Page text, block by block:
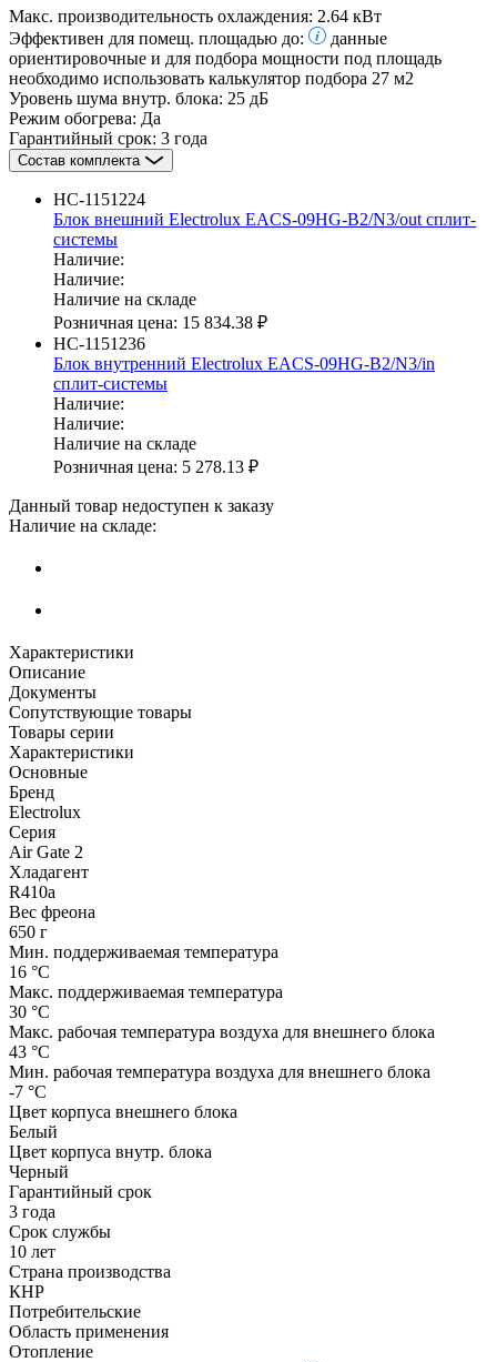
Макс. производительность охлаждения: 2.64 кВт
Эффективен для помещ. площадью до:
данные
ориентировочные и для подбора мощности под площадь
необходимо использовать калькулятор подбора 27 м2
Уровень шума внутр. блока: 25 дБ
Режим обогрева: Да
Гарантийный срок: 3 года
Состав комплекта
НС-1151224
Блок внешний Electrolux EACS-09HG-B2/N3/out сплит-
системы
Наличие:
Наличие:
Наличие на складе
Розничная цена: 15 834.38 ₽
НС-1151236
Блок внутренний Electrolux EACS-09HG-B2/N3/in
сплит-системы
Наличие:
Наличие:
Наличие на складе
Розничная цена: 5 278.13 ₽
Данный товар недоступен к заказу
Наличие на складе:
Характеристики
Описание
Документы
Сопутствующие товары
Товары серии
Характеристики
Основные
Бренд
Electrolux
Серия
Air Gate 2
Хладагент
R410a
Вес фреона
650 г
Мин. поддерживаемая температура
16 °С
Макс. поддерживаемая температура
30 °С
Макс. рабочая температура воздуха для внешнего блока
43 °С
Мин. рабочая температура воздуха для внешнего блока
-7 °С
Цвет корпуса внешнего блока
Белый
Цвет корпуса внутр. блока
Черный
Гарантийный срок
3 года
Срок службы
10 лет
Страна производства
КНР
Потребительские
Область применения
Отопление